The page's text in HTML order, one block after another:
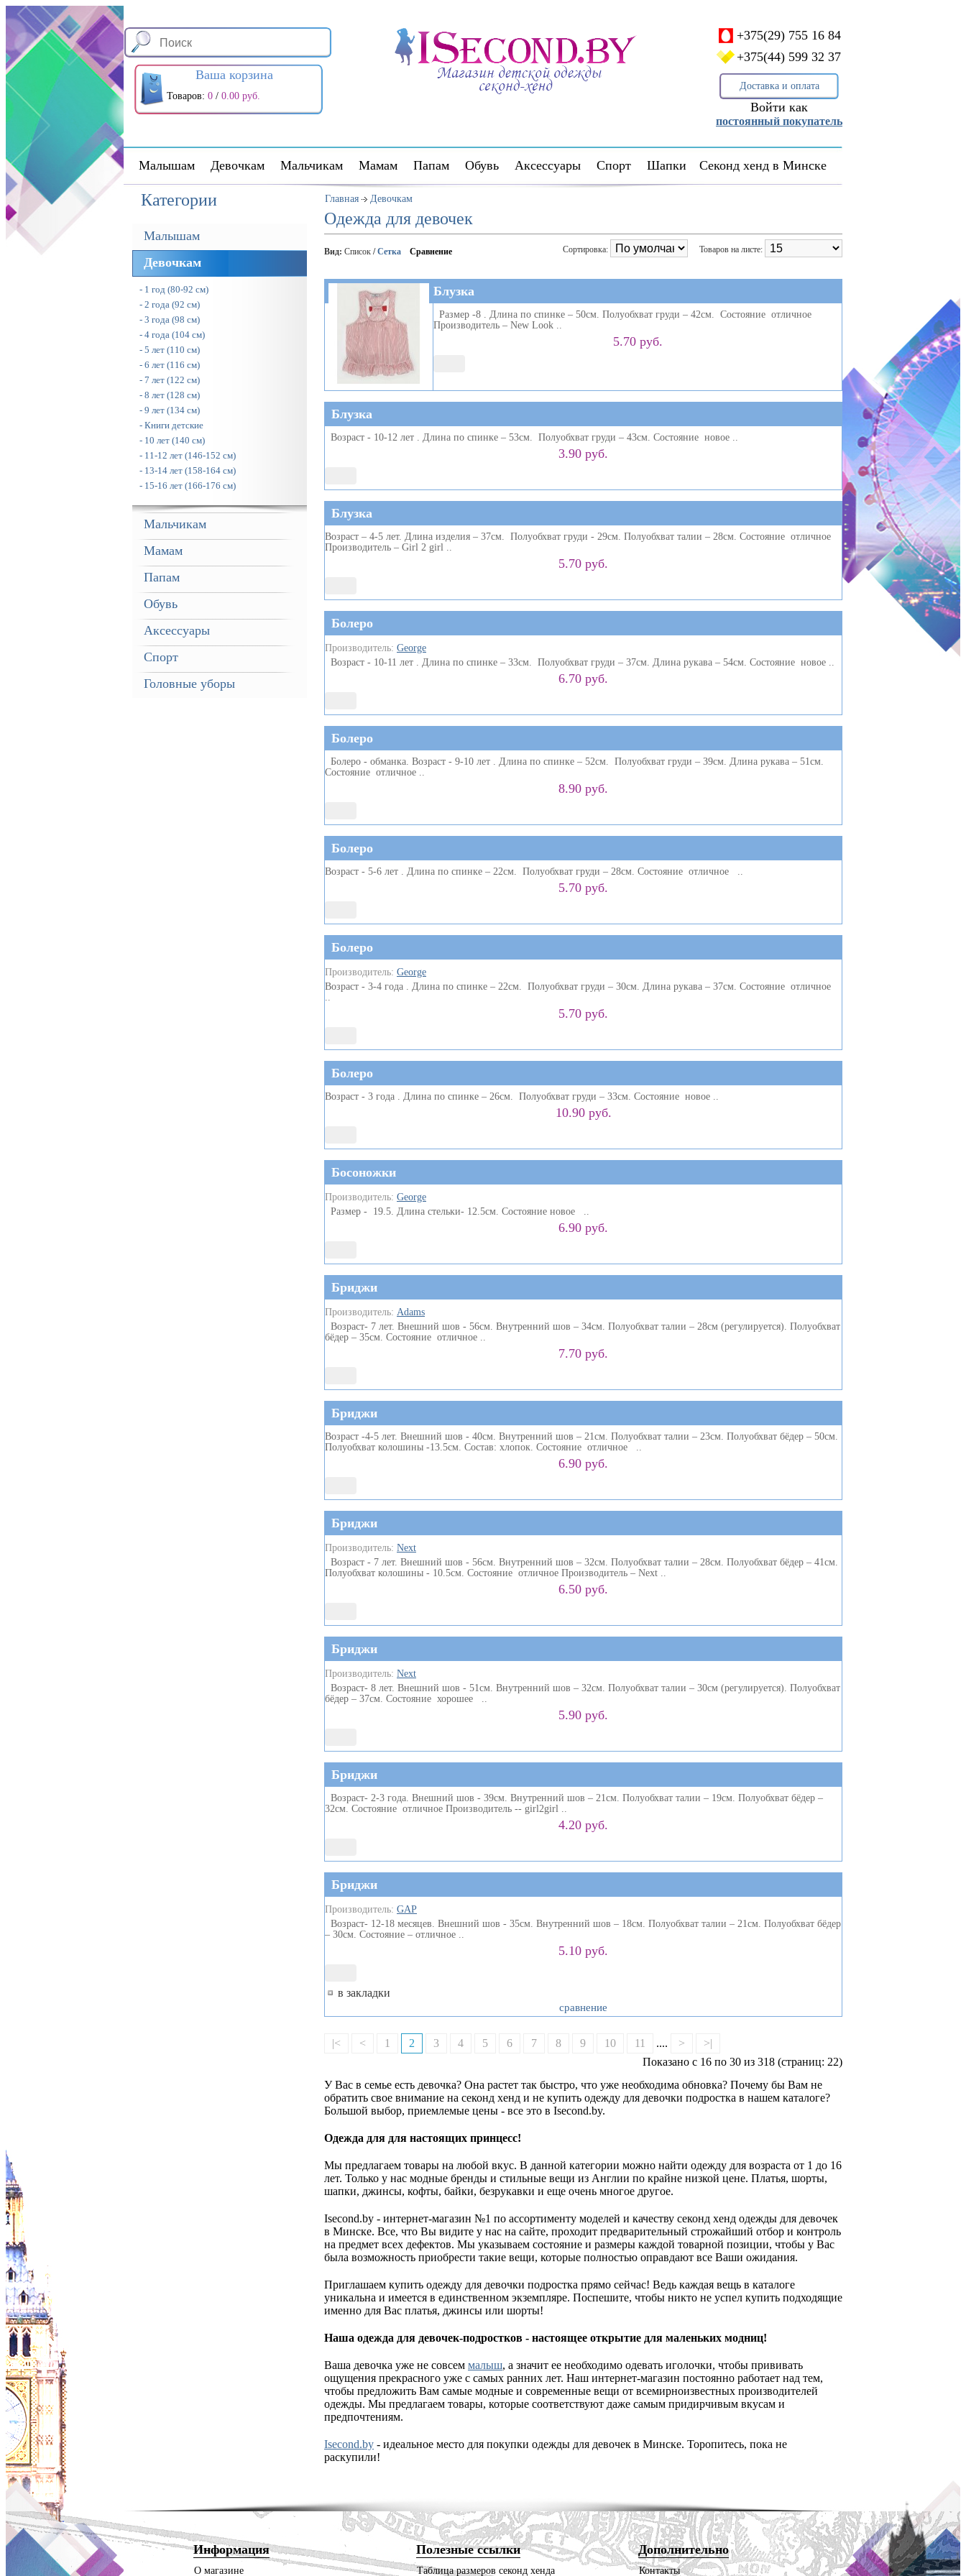
Ваша корзина
Товаров: 0 / 0.00 руб.
+375(29) 755 16 84
+375(44) 599 32 37
Доставка и оплата
Войти как
постоянный покупатель
Малышам Девочкам Мальчикам Мамам Папам Обувь Аксессуары Спорт Шапки Секонд хенд в Минске
Категории
Малышам
Девочкам
- 1 год (80-92 см)
- 2 года (92 см)
- 3 года (98 см)
- 4 года (104 см)
- 5 лет (110 см)
- 6 лет (116 см)
- 7 лет (122 см)
- 8 лет (128 см)
- 9 лет (134 см)
- Книги детские
- 10 лет (140 см)
- 11-12 лет (146-152 см)
- 13-14 лет (158-164 см)
- 15-16 лет (166-176 см)
Мальчикам
Мамам
Папам
Обувь
Аксессуары
Спорт
Головные уборы
Главная Девочкам
Одежда для девочек
Вид: Список / Сетка Сравнение Товаров на листе:
Сортировка:
Блузка
Размер -8 . Длина по спинке – 50см. Полуобхват груди – 42см. Состояние отличное
Производитель – New Look ..
5.70 руб.
Блузка
Возраст - 10-12 лет . Длина по спинке – 53см. Полуобхват груди – 43см. Состояние новое ..
3.90 руб.
Блузка
Возраст – 4-5 лет. Длина изделия – 37см. Полуобхват груди - 29см. Полуобхват талии – 28см. Состояние отличное
Производитель – Girl 2 girl ..
5.70 руб.
Болеро
Производитель: George
Возраст - 10-11 лет . Длина по спинке – 33см. Полуобхват груди – 37см. Длина рукава – 54см. Состояние новое ..
6.70 руб.
Болеро
Болеро - обманка. Возраст - 9-10 лет . Длина по спинке – 52см. Полуобхват груди – 39см. Длина рукава – 51см.
Состояние отличное ..
8.90 руб.
Болеро
Возраст - 5-6 лет . Длина по спинке – 22см. Полуобхват груди – 28см. Состояние отличное ..
5.70 руб.
Болеро
Производитель: George
Возраст - 3-4 года . Длина по спинке – 22см. Полуобхват груди – 30см. Длина рукава – 37см. Состояние отличное
..
5.70 руб.
Болеро
Возраст - 3 года . Длина по спинке – 26см. Полуобхват груди – 33см. Состояние новое ..
10.90 руб.
Босоножки
Производитель: George
Размер - 19.5. Длина стельки- 12.5см. Состояние новое ..
6.90 руб.
Бриджи
Производитель: Adams
Возраст- 7 лет. Внешний шов - 56см. Внутренний шов – 34см. Полуобхват талии – 28см (регулируется). Полуобхват
бёдер – 35см. Состояние отличное ..
7.70 руб.
Бриджи
Возраст -4-5 лет. Внешний шов - 40см. Внутренний шов – 21см. Полуобхват талии – 23см. Полуобхват бёдер – 50см.
Полуобхват колошины -13.5см. Состав: хлопок. Состояние отличное ..
6.90 руб.
Бриджи
Производитель: Next
Возраст - 7 лет. Внешний шов - 56см. Внутренний шов – 32см. Полуобхват талии – 28см. Полуобхват бёдер – 41см.
Полуобхват колошины - 10.5см. Состояние отличное Производитель – Next ..
6.50 руб.
Бриджи
Производитель: Next
Возраст- 8 лет. Внешний шов - 51см. Внутренний шов – 32см. Полуобхват талии – 30см (регулируется). Полуобхват
бёдер – 37см. Состояние хорошее ..
5.90 руб.
Бриджи
Возраст- 2-3 года. Внешний шов - 39см. Внутренний шов – 21см. Полуобхват талии – 19см. Полуобхват бёдер –
32см. Состояние отличное Производитель -- girl2girl ..
4.20 руб.
Бриджи
Производитель: GAP
Возраст- 12-18 месяцев. Внешний шов - 35см. Внутренний шов – 18см. Полуобхват талии – 21см. Полуобхват бёдер
– 30см. Состояние – отличное ..
5.10 руб.
в закладки
сравнение
|< < 1 2 3 4 5 6 7 8 9 10 11 .... >
>|
Показано с 16 по 30 из 318 (страниц: 22)
У Вас в семье есть девочка? Она растет так быстро, что уже необходима обновка? Почему бы Вам не
обратить свое внимание на секонд хенд и не купить одежду для девочки подростка в нашем каталоге?
Большой выбор, приемлемые цены - все это в Isecond.by.
Одежда для для настоящих принцесс!
Мы предлагаем товары на любой вкус. В данной категории можно найти одежду для возраста от 1 до 16
лет. Только у нас модные бренды и стильные вещи из Англии по крайне низкой цене. Платья, шорты,
шапки, джинсы, кофты, байки, безрукавки и еще очень многое другое.
Isecond.by - интернет-магазин №1 по ассортименту моделей и качеству секонд хенд одежды для девочек
в Минске. Все, что Вы видите у нас на сайте, проходит предварительный строжайший отбор и контроль
на предмет всех дефектов. Мы указываем состояние и размеры каждой товарной позиции, чтобы у Вас
была возможность приобрести такие вещи, которые полностью оправдают все Ваши ожидания.
Приглашаем купить одежду для девочки подростка прямо сейчас! Ведь каждая вещь в каталоге
уникальна и имеется в единственном экземпляре. Поспешите, чтобы никто не успел купить подходящие
именно для Вас платья, джинсы или шорты!
Наша одежда для девочек-подростков - настоящее открытие для маленьких модниц!
Ваша девочка уже не совсем малыш, а значит ее необходимо одевать иголочки, чтобы прививать
ощущения прекрасного уже с самых ранних лет. Наш интернет-магазин постоянно работает над тем,
чтобы предложить Вам самые модные и современные вещи от всемирноизвестных производителей
одежды. Мы предлагаем товары, которые соответствуют даже самым придирчивым вкусам и
предпочтениям.
Isecond.by - идеальное место для покупки одежды для девочек в Минске. Торопитесь, пока не
раскупили!
Информация
О магазине
Полезные ссылки
Таблица размеров секонд хенда
Дополнительно
Контакты